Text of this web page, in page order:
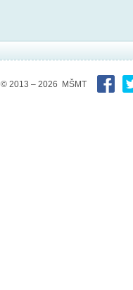
© 2013 – 2026 MŠMT